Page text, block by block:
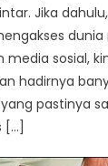
Jika
sosial,
hadirnya
pastinya
[…]